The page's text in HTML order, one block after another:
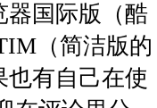
器国际版（酷
（简洁版的
也有自己在使